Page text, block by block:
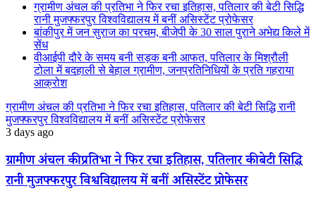
ग्रामीण अंचल की प्रतिभा ने फिर रचा इतिहास, पतिलार की बेटी सिद्धि
रानी मुजफ्फरपुर विश्वविद्यालय में बनीं असिस्टेंट प्रोफेसर
बांकीपुर में जन सुराज का परचम, बीजेपी के 30 साल पुराने अभेद्य किले में
सेंध
वीआईपी दौरे के समय बनी सड़क बनी आफत, पतिलार के मिश्रौली
टोला में बदहाली से बेहाल ग्रामीण, जनप्रतिनिधियों के प्रति गहराया
आक्रोश
ग्रामीण अंचल की प्रतिभा ने फिर रचा इतिहास, पतिलार की बेटी सिद्धि रानी
मुजफ्फरपुर विश्वविद्यालय में बनीं असिस्टेंट प्रोफेसर
3 days ago
ग्रामीण अंचल की प्रतिभा ने फिर रचा इतिहास, पतिलार की बेटी सिद्धि
रानी मुजफ्फरपुर विश्वविद्यालय में बनीं असिस्टेंट प्रोफेसर